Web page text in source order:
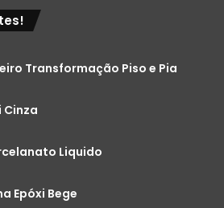
Transformação Piso e Pia
Cinza
Liquido
Epóxi Bege